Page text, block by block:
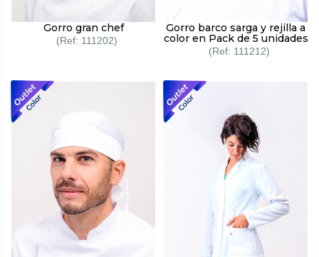
Gorro gran chef
111202
Gorro barco sarga y rejilla a
color en Pack de 5 unidades
111212